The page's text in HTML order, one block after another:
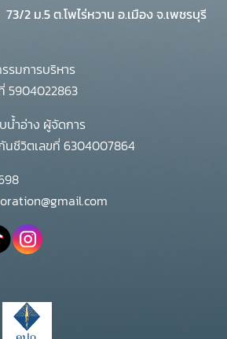
73/2 ม.5 ต.โพไร่หวาน อ.เมือง จ.เพชรบุรี
รมการบริหาร
5904022863
ำอ่าง ผู้จัดการ
ชีวิตเลขที่ 6304007864